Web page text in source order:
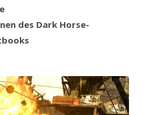
des Dark Horse-